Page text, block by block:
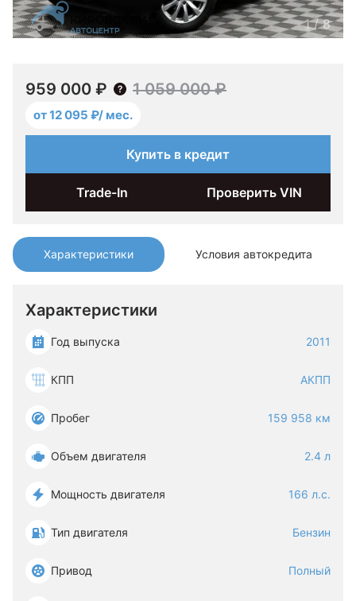
Характеристики Условия автокредита
Характеристики
Год выпуска 2011
КПП АКПП
Пробег 159 958 км
Объем двигателя 2.4 л
Мощность двигателя 166 л.с.
Тип двигателя Бензин
Привод Полный
1/8
959 000 ₽ 1 059 000 ₽
от 12 095 ₽/ мес.
Купить в кредит
Trade-In Проверить VIN